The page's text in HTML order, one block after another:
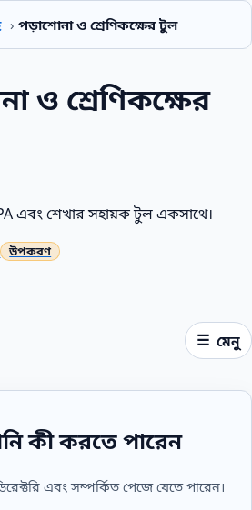
› পড়াশোনা ও শ্রেণিকক্ষের টুল
মেনু
ও শ্রেণিকক্ষের
এবং শেখার সহায়ক টুল একসাথে।
কী করতে পারেন
এবং সম্পর্কিত পেজে যেতে পারেন।